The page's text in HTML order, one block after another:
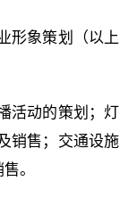
形象策划（以上
活动的策划；灯
销售；交通设施
。